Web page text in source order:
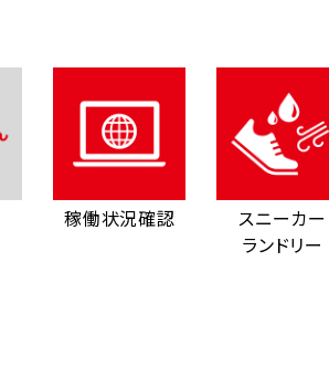
稼働状況確認
スニーカー
ランドリー